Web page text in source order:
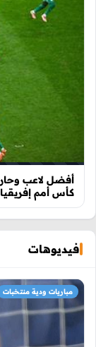
أفضل لاعب
كأس أمم إفريقيا 2025
فيديوهات
مباريات ودية منتخبات